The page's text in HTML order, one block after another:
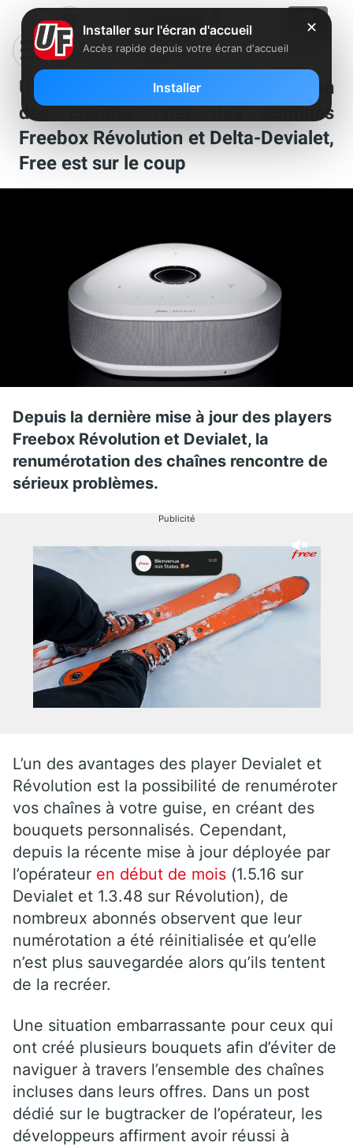
Un bug gênant touche l’organisation
des chaînes chez des abonnés
Freebox Révolution et Delta-Devialet,
Free est sur le coup
Depuis la dernière mise à jour des players
Freebox Révolution et Devialet, la
renumérotation des chaînes rencontre de
sérieux problèmes.
Publicité
L’un des avantages des player Devialet et
Révolution est la possibilité de renuméroter
vos chaînes à votre guise, en créant des
bouquets personnalisés. Cependant,
depuis la récente mise à jour déployée par
l’opérateur en début de mois (1.5.16 sur
Devialet et 1.3.48 sur Révolution), de
nombreux abonnés observent que leur
numérotation a été réinitialisée et qu’elle
n’est plus sauvegardée alors qu’ils tentent
de la recréer.
Une situation embarrassante pour ceux qui
ont créé plusieurs bouquets afin d’éviter de
naviguer à travers l’ensemble des chaînes
incluses dans leurs offres. Dans un post
dédié sur le bugtracker de l’opérateur, les
développeurs affirment avoir réussi à
✕
Installer sur l'écran d'accueil
Accès rapide depuis votre écran d'accueil
Installer